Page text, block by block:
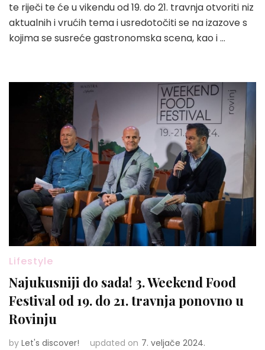
te riječi te će u vikendu od 19. do 21. travnja otvoriti niz
aktualnih i vrućih tema i usredotočiti se na izazove s
kojima se susreće gastronomska scena, kao i …
Lifestyle
Najukusniji do sada! 3. Weekend Food
Festival od 19. do 21. travnja ponovno u
Rovinju
by Let's discover! updated on 7. veljače 2024.